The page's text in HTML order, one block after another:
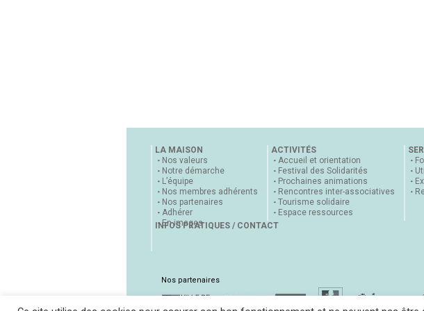
LA MAISON
Nos valeurs
Notre démarche
L’équipe
Nos membres adhérents
Nos partenaires
Adhérer
En images
ACTIVITÉS
Accueil et orientation
Festival des Solidarités
Prochaines animations
Rencontres inter-associatives
Tourisme solidaire
Espace ressources
INFOS PRATIQUES / CONTACT
Nos partenaires